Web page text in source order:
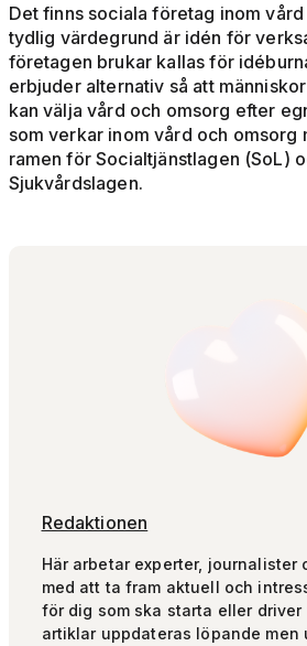
Det finns sociala företag inom
tydlig värdegrund är idén för
företagen brukar kallas för
erbjuder alternativ så att
kan välja vård och omsorg efter
som verkar inom vård och omsorg
ramen för Socialtjänstlagen (SoL)
Sjukvårdslagen.
Redaktionen
Här arbetar experter, journalister
med att ta fram aktuell och
för dig som ska starta eller driver
artiklar uppdateras löpande men